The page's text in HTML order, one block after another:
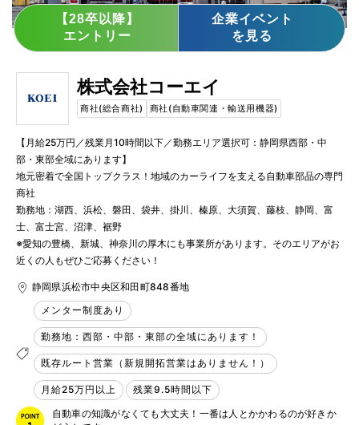
【28卒以降】
エントリー
企業イベント
を見る
株式会社コーエイ
商社(総合商社) 商社(自動車関連・輸送用機器)
【月給25万円／残業月10時間以下／勤務エリア選択可：静岡県西部・中
部・東部全域にあります】
地元密着で全国トップクラス！地域のカーライフを支える自動車部品の専門
商社
勤務地：湖西、浜松、磐田、袋井、掛川、榛原、大須賀、藤枝、静岡、富
士、富士宮、沼津、裾野
※愛知の豊橋、新城、神奈川の厚木にも事業所があります。そのエリアがお
近くの人もぜひご応募ください！
静岡県浜松市中央区和田町848番地
メンター制度あり
勤務地：西部・中部・東部の全域にあります！
既存ルート営業（新規開拓営業はありません！）
月給25万円以上
残業9.5時間以下
自動車の知識がなくても大丈夫！一番は人とかかわるのが好きか